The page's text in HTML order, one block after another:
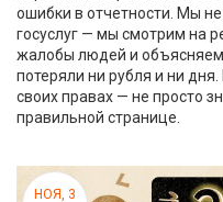
ошибки в отчетности. Мы
госуслуг — мы смотрим на
жалобы людей и
потеряли ни рубля и ни
своих правах — не просто
правильной странице.
НОЯ, 3